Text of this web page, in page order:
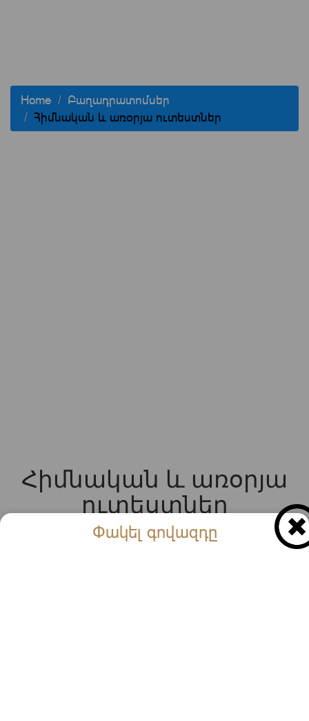
Home
Բաղադրատոմսեր
Հիմնական և առօրյա ուտեստներ
Հիմնական և առօրյա
ուտեստներ
Փակել գովազդը